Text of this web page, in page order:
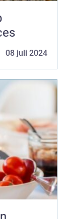
08 juli 2024